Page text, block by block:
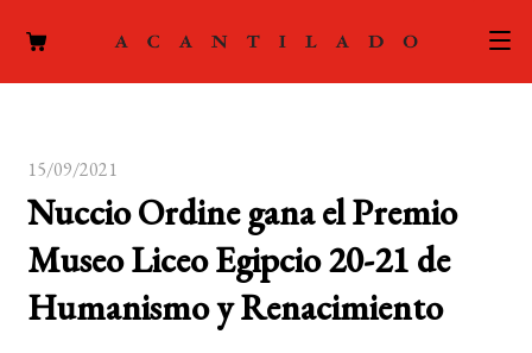
ACTUALIDAD
PODCAST
15/09/2021
Nuccio Ordine gana el Premio
Museo Liceo Egipcio 20-21 de
Humanismo y Renacimiento